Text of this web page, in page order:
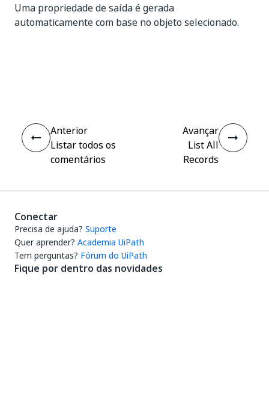
Uma propriedade de saída é gerada
automaticamente com base no objeto selecionado.
Anterior
Listar todos os
comentários
Avançar
List All
Records
Conectar
Precisa de ajuda? Suporte
Quer aprender? Academia UiPath
Tem perguntas? Fórum do UiPath
Fique por dentro das novidades